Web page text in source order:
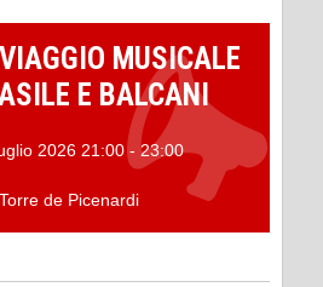
MUSICALE
E BALCANI
2026 21:00 - 23:00
de Picenardi